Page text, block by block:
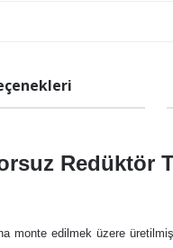
Redüktör
monte edilmek üzere